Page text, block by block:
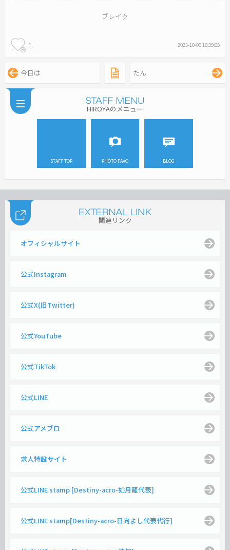
ブレイク
1 2023-10-09 16:39:05
今日は たん
HIROYAのメニュー
STAFF TOP PHOTO FAVO BLOG
関連リンク
オフィシャルサイト
公式Instagram
公式X(旧Twitter)
公式YouTube
公式TikTok
公式LINE
公式アメブロ
求人特設サイト
公式LINE stamp [Destiny-acro-如月龍代表]
公式LINE stamp[Destiny-acro-日向よし代表代行]